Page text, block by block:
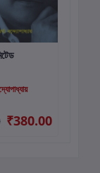
করুন
₹380.00